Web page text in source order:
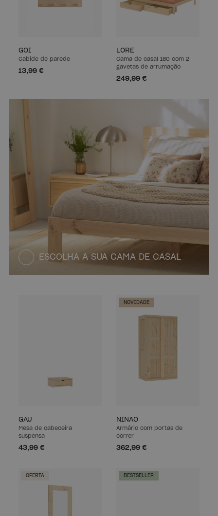
GOI
Cabide de parede
13,99 €
LORE
Cama de casal 180 com 2
gavetas de arrumação
249,99 €
ESCOLHA A SUA CAMA DE CASAL
GAU
Mesa de cabeceira
suspensa
43,99 €
NOVIDADE
NINAO
Armário com portas de
correr
362,99 €
OFERTA BESTSELLER